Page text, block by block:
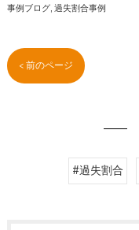
事例ブログ 過失割合事例
< 前のページ
#過失割合